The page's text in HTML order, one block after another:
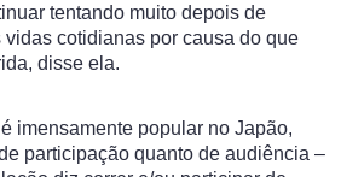
tentando muito depois de
vidas cotidianas por causa do que
disse ela.
imensamente popular no Japão,
participação quanto de audiência –